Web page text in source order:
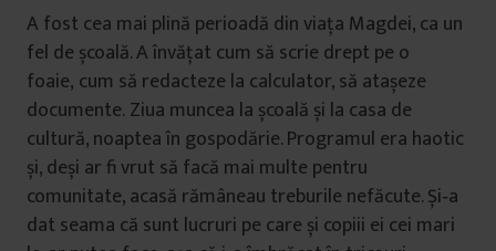
A fost cea mai plină perioadă din viața Magdei, ca un
fel de școală. A învățat cum să scrie drept pe o
foaie, cum să redacteze la calculator, să atașeze
documente. Ziua muncea la școală și la casa de
cultură, noaptea în gospodărie. Programul era haotic
și, deși ar fi vrut să facă mai multe pentru
comunitate, acasă rămâneau treburile nefăcute. Și‐a
dat seama că sunt lucruri pe care și copiii ei cei mari